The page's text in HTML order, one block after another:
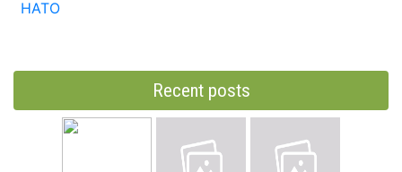
НАТО
Recent posts